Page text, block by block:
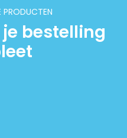
PRODUCTEN
bestelling